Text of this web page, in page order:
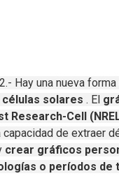
Hay una nueva
solares . El
Research-Cell
capacidad de extraer
crear gráficos
o períodos de